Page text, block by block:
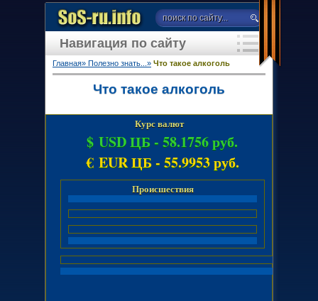
Главная» Полезно знать...» Что такое алкоголь
Что такое алкоголь
Курс валют
$ USD ЦБ - 58.1756 руб.
€ EUR ЦБ - 55.9953 руб.
Происшествия
Навигация по сайту